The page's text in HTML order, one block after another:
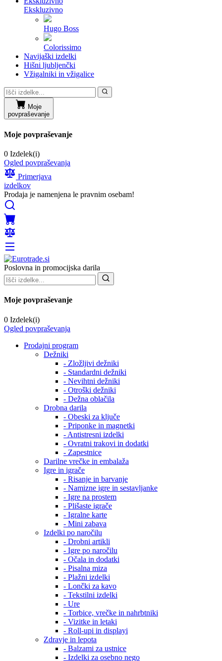
Ekskluzivno
Hugo Boss
Colorissimo
Navijaški izdelki
Hišni ljubljenčki
Vžigalniki in vžigalice
Moje
povpraševanje
Moje povpraševanje
0 Izdelek(i)
Ogled povpraševanja
Primerjava
izdelkov
Prodaja je namenjena le pravnim osebam!
Poslovna in promocijska darila
Moje povpraševanje
0 Izdelek(i)
Ogled povpraševanja
Prodajni program
Dežniki
- Zložljivi dežniki
- Standardni dežniki
- Nevihtni dežniki
- Otroški dežniki
- Dežna oblačila
Drobna darila
- Obeski za ključe
- Priponke in magnetki
- Antistresni izdelki
- Ovratni trakovi in dodatki
- Zapestnice
Darilne vrečke in embalaža
Igre in igrače
- Risanje in barvanje
- Namizne igre in sestavljanke
- Igre na prostem
- Plišaste igrače
- Igralne karte
- Mini zabava
Izdelki po naročilu
- Drobni artikli
- Igre po naročilu
- Očala in dodatki
- Pisalna miza
- Plažni izdelki
- Lončki za kavo
- Tekstilni izdelki
- Ure
- Torbice, vrečke in nahrbtniki
- Vizitke in letaki
- Roll-upi in displayi
Zdravje in lepota
- Balzami za ustnice
- Izdelki za osebno nego